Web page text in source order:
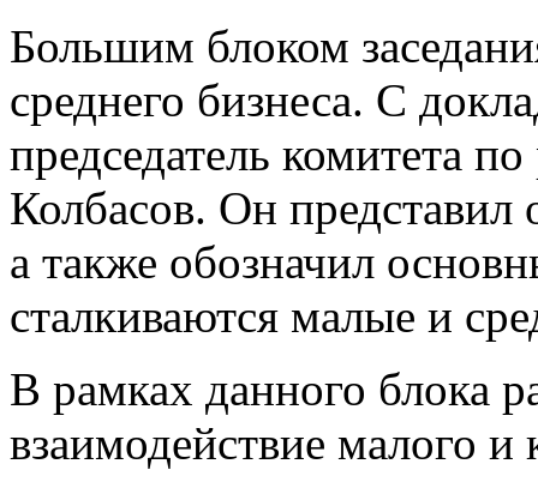
Большим блоком
среднего бизнеса. С
председатель комитета
Колбасов. Он представил
а также обозначил
сталкиваются малые и
В рамках данного блока
взаимодействие малого и